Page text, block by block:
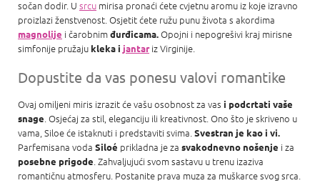
sočan dodir. U srcu mirisa pronaći ćete cvjetnu aromu iz koje izravno
proizlazi ženstvenost. Osjetit ćete ružu punu života s akordima
magnolije i čarobnimđurđicama.Opojni i nepogrešivi kraj mirisne
simfonije pružaju kleka i jantariz Virginije.
Dopustite da vas ponesu valovi romantike
Ovaj omiljeni miris izrazit će vašu osobnost za vas i podcrtati vaše
snage . Osjećaj za stil, eleganciju ili kreativnost. Ono što je skriveno u
vama, Siloe će istaknuti i predstaviti svima. Svestran je kao i vi.
Parfemisana voda Siloé prikladna je za svakodnevno nošenje i za
posebne prigode . Zahvaljujući svom sastavu u trenu izaziva
romantičnu atmosferu. Postanite prava muza za muškarce svog srca.